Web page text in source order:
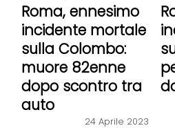
Roma, ennesimo
incidente mortale
sulla Colombo:
muore 82enne
dopo scontro tra
auto
24 Aprile 2023